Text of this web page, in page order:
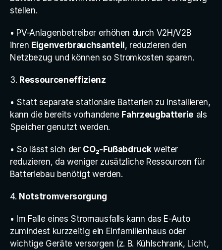
stellen.
• PV-Anlagenbetreiber erhöhen durch V2H/V2B
ihren Eigenverbrauchsanteil , reduzieren den
Netzbezug und können so Stromkosten sparen.
3. Ressourceneffizienz
• Statt separate stationäre Batterien zu installieren,
kann die bereits vorhandene Fahrzeugbatterie als
Speicher genutzt werden.
• So lässt sich der CO₂-Fußabdruck weiter
reduzieren, da weniger zusätzliche Ressourcen für
Batteriebau benötigt werden.
4. Notstromversorgung
• Im Falle eines Stromausfalls kann das E-Auto
zumindest kurzzeitig ein Einfamilienhaus oder
wichtige Geräte versorgen (z. B. Kühlschrank, Licht,